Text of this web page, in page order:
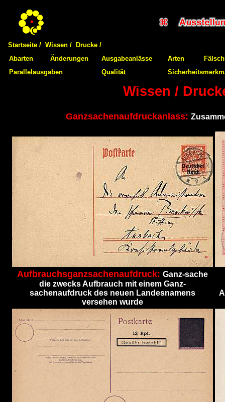
Startseite / Wissen /
Drucke /
Abarten
Änderungen Ausgabeanlässe Arten
Parallelausgaben
Qualität
Wissen /
Ganzsachenaufdruckanlass:
Aufbrauchsganzsachenaufdruck: Ganz-sache
die zwecks Aufbrauch mit einem Ganz-
sachenaufdruck des neuen Landesnamens
versehen wurde